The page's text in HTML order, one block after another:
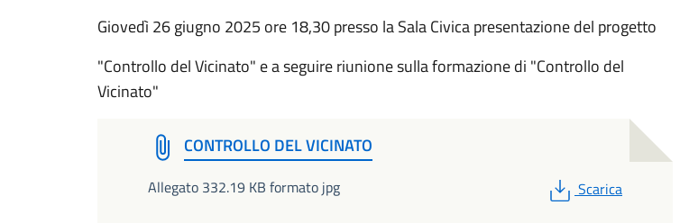
Giovedì 26 giugno 2025 ore 18,30 presso la Sala Civica presentazione del progetto
"Controllo del Vicinato" e a seguire riunione sulla formazione di "Controllo del
Vicinato"
CONTROLLO DEL VICINATO
Allegato 332.19 KB formato jpg PDF
Scarica